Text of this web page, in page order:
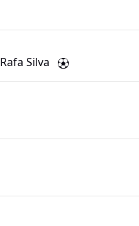
Rafa Silva